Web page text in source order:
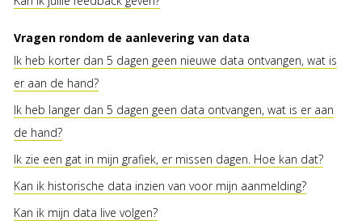
Vragen rondom de aanlevering van data
Ik heb korter dan 5 dagen geen nieuwe data ontvangen, wat is
er aan de hand?
Ik heb langer dan 5 dagen geen data ontvangen, wat is er aan
de hand?
Ik zie een gat in mijn grafiek, er missen dagen. Hoe kan dat?
Kan ik historische data inzien van voor mijn aanmelding?
Kan ik mijn data live volgen?